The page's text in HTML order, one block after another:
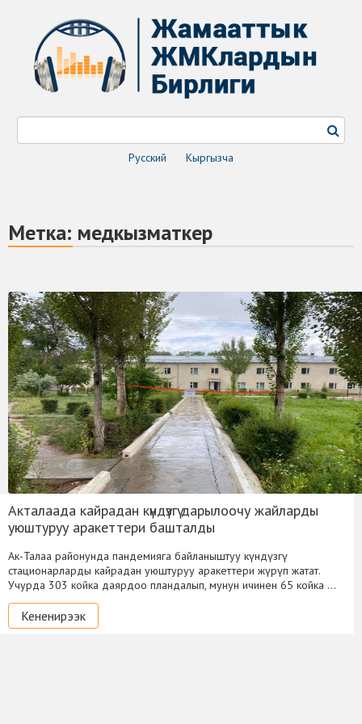
Русский Кыргызча
Метка: медкызматкер
Акталаада кайрадан күндүзгү дарылоочу жайларды
уюштуруу аракеттери башталды
Ак-Талаа районунда пандемияга байланыштуу күндүзгү
стационарларды кайрадан уюштуруу аракеттери жүрүп жатат.
Учурда 303 койка даярдоо пландалып, мунун ичинен 65 койка …
Кененирээк